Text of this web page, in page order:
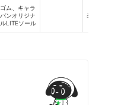
ゴム、キャラ
バンオリジナ
ルLITEソール
ミドルカット